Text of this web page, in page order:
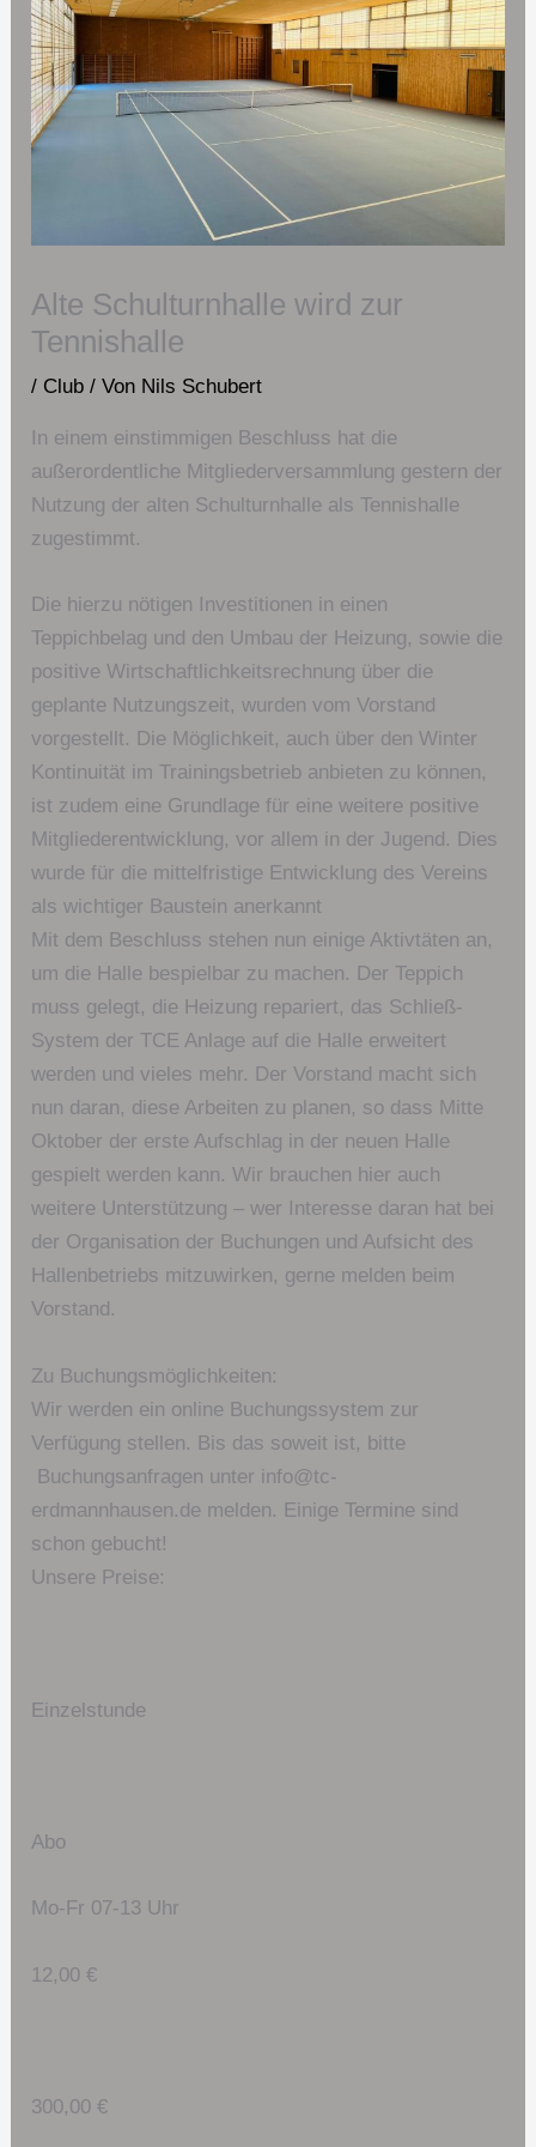
Alte Schulturnhalle wird zur
Tennishalle
/ Club / Von Nils Schubert
In einem einstimmigen Beschluss hat die
außerordentliche Mitgliederversammlung gestern der
Nutzung der alten Schulturnhalle als Tennishalle
zugestimmt.
Die hierzu nötigen Investitionen in einen
Teppichbelag und den Umbau der Heizung, sowie die
positive Wirtschaftlichkeitsrechnung über die
geplante Nutzungszeit, wurden vom Vorstand
vorgestellt. Die Möglichkeit, auch über den Winter
Kontinuität im Trainingsbetrieb anbieten zu können,
ist zudem eine Grundlage für eine weitere positive
Mitgliederentwicklung, vor allem in der Jugend. Dies
wurde für die mittelfristige Entwicklung des Vereins
als wichtiger Baustein anerkannt
Mit dem Beschluss stehen nun einige Aktivtäten an,
um die Halle bespielbar zu machen. Der Teppich
muss gelegt, die Heizung repariert, das Schließ-
System der TCE Anlage auf die Halle erweitert
werden und vieles mehr. Der Vorstand macht sich
nun daran, diese Arbeiten zu planen, so dass Mitte
Oktober der erste Aufschlag in der neuen Halle
gespielt werden kann. Wir brauchen hier auch
weitere Unterstützung – wer Interesse daran hat bei
der Organisation der Buchungen und Aufsicht des
Hallenbetriebs mitzuwirken, gerne melden beim
Vorstand.
Zu Buchungsmöglichkeiten:
Wir werden ein online Buchungssystem zur
Verfügung stellen. Bis das soweit ist, bitte
Buchungsanfragen unter info@tc-
erdmannhausen.de melden. Einige Termine sind
schon gebucht!
Unsere Preise:
Einzelstunde
Abo
Mo-Fr 07-13 Uhr
12,00 €
300,00 €